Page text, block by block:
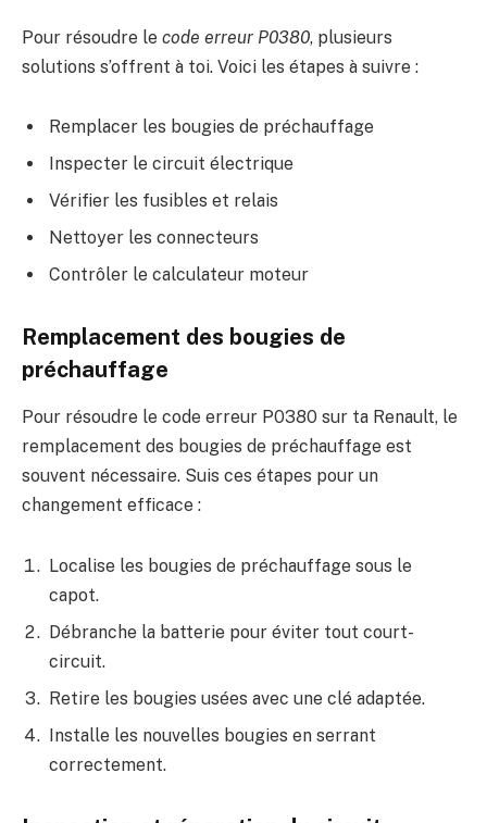
Pour résoudre le code erreur P0380, plusieurs
solutions s’offrent à toi. Voici les étapes à suivre :
Remplacer les bougies de préchauffage
Inspecter le circuit électrique
Vérifier les fusibles et relais
Nettoyer les connecteurs
Contrôler le calculateur moteur
Remplacement des bougies de
préchauffage
Pour résoudre le code erreur P0380 sur ta Renault, le
remplacement des bougies de préchauffage est
souvent nécessaire. Suis ces étapes pour un
changement efficace :
Localise les bougies de préchauffage sous le
capot.
Débranche la batterie pour éviter tout court-
circuit.
Retire les bougies usées avec une clé adaptée.
Installe les nouvelles bougies en serrant
correctement.